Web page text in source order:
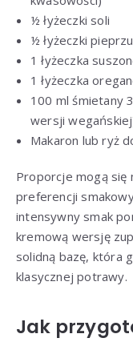
½ łyżeczki soli
½ łyżeczki pieprzu
1 łyżeczka
1 łyżeczka
100 ml śmietany
wersji
Makaron lub ryż
Proporcje mogą się
preferencji
intensywny smak
kremową wersję
solidną bazę, która
klasycznej potrawy.
Jak